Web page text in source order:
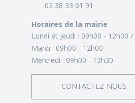
02 38 33 61 91
Horaires de la mairie
Lundi et Jeudi : 09h00 - 12h00
Mardi : 09h00 - 12h00
Mercredi : 09h00 - 13h30
CONTACTEZ-NOUS